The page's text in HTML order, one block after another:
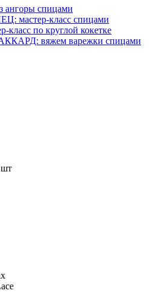
спицами
мастер-класс спицами
по круглой кокетке
вяжем варежки спицами
шт